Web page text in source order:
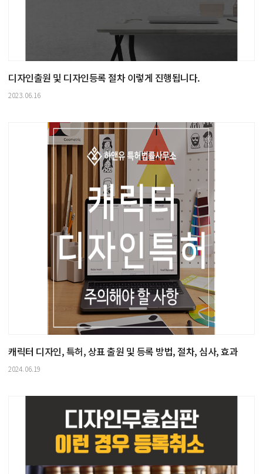
디자인출원 및 디자인등록 절차 이렇게 진행됩니다.
2023.06.16
캐릭터 디자인, 특허, 상표 출원 및 등록 방법, 절차, 심사, 효과
2024.06.19